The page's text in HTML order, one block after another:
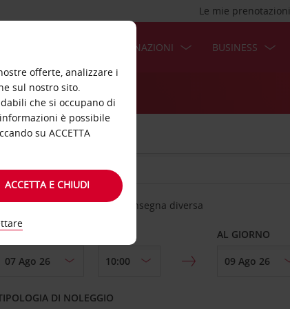
Le mie prenotazioni
DESTINAZIONI BUSINESS
Scegli una località di riconsegna diversa
GIORNO AL GIORNO
DI NOLEGGIO
offerte, analizzare i
sul nostro sito.
che si occupano di
è possibile
su ACCETTA
ACCETTA E CHIUDI